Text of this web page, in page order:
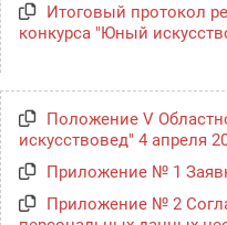
Итоговый протокол
конкурса "Юный
Положение V
искусствовед" 4 апреля
Приложение № 1
Приложение № 2